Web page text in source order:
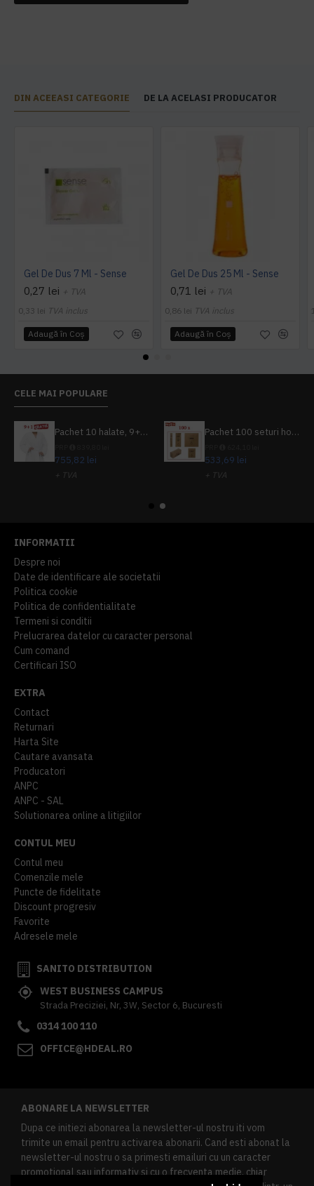
DIN ACEEASI CATEGORIE DE LA ACELASI PRODUCATOR
Gel De Dus 7 Ml - Sense
0,27 lei + TVA
0,33 lei TVA inclus
Adaugă în Coş
Gel De Dus 25 Ml - Sense
0,71 lei + TVA
0,86 lei TVA inclus
Adaugă în Coş
CELE MAI POPULARE
Pachet 10 halate, 9+1 gratuit
755,82 lei
+ TVA
Pachet 100 seturi hoteliere, set dentar, set barbierit, casca de dus, pila unghii, set cusut
533,69 lei
+ TVA
INFORMATII
Despre noi
Date de identificare ale societatii
Politica cookie
Politica de confidentialitate
Termeni si conditii
Prelucrarea datelor cu caracter personal
Cum comand
Certificari ISO
EXTRA
Contact
Returnari
Harta Site
Cautare avansata
Producatori
ANPC
ANPC - SAL
Solutionarea online a litigiilor
CONTUL MEU
Contul meu
Comenzile mele
Puncte de fidelitate
Discount progresiv
Favorite
Adresele mele
SANITO DISTRIBUTION
WEST BUSINESS CAMPUS
Strada Preciziei, Nr, 3W, Sector 6, Bucuresti
0314 100 110
OFFICE@HDEAL.RO
ABONARE LA NEWSLETTER
Dupa ce initiezi abonarea la newsletter-ul nostru iti vom
trimite un email pentru activarea abonarii. Cand esti abonat la
newsletter-ul nostru o sa primesti emailuri cu un caracter
promotional sau informativ si cu o frecventa medie, chiar